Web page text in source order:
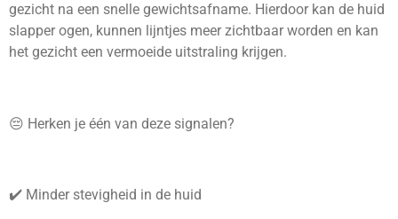
gezicht na een snelle gewichtsafname. Hierdoor kan de huid
slapper ogen, kunnen lijntjes meer zichtbaar worden en kan
het gezicht een vermoeide uitstraling krijgen.
😔 Herken je één van deze signalen?
✔️ Minder stevigheid in de huid